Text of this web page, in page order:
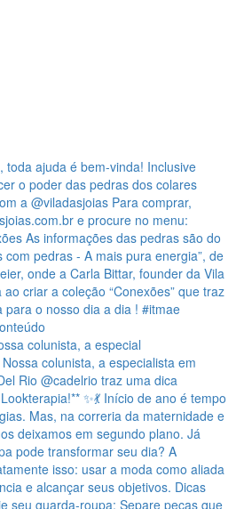
colunista, a especial